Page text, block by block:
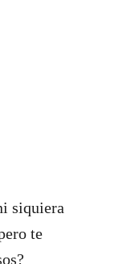
siquiera
te